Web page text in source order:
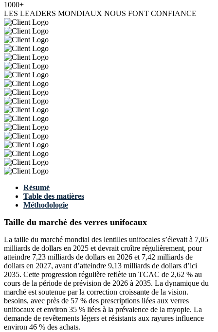
1000+
LES LEADERS MONDIAUX NOUS FONT CONFIANCE
Résumé
Table des matières
Méthodologie
Taille du marché des verres unifocaux
La taille du marché mondial des lentilles unifocales s’élevait à 7,05
milliards de dollars en 2025 et devrait croître régulièrement, pour
atteindre 7,23 milliards de dollars en 2026 et 7,42 milliards de
dollars en 2027, avant d’atteindre 9,13 milliards de dollars d’ici
2035. Cette progression régulière reflète un TCAC de 2,62 % au
cours de la période de prévision de 2026 à 2035. La dynamique du
marché est soutenue par la correction croissante de la vision.
besoins, avec près de 57 % des prescriptions liées aux verres
unifocaux et environ 35 % liées à la prévalence de la myopie. La
demande de revêtements légers et résistants aux rayures influence
environ 46 % des achats.